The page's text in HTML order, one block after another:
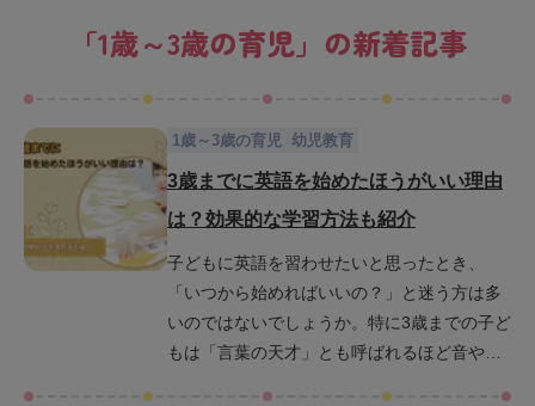
「1歳～3歳の育児」の新着記事
1歳～3歳の育児 幼児教育
3歳までに英語を始めたほうがいい理由
は？効果的な学習方法も紹介
子どもに英語を習わせたいと思ったとき、
「いつから始めればいいの？」と迷う方は多
いのではないでしょうか。特に3歳までの子ど
もは「言葉の天才」とも呼ばれるほど音やリ